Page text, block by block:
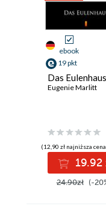
ebook
19 pkt
Das Eulenhaus
Eugenie Marlitt
(12,90 zł najniższa
19.92
24.90zł (-